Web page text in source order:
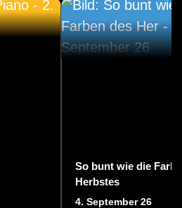
So bunt wie die
Herbstes
4. September 26